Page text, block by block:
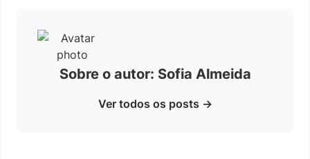
Sobre o autor: Sofia Almeida
Ver todos os posts →